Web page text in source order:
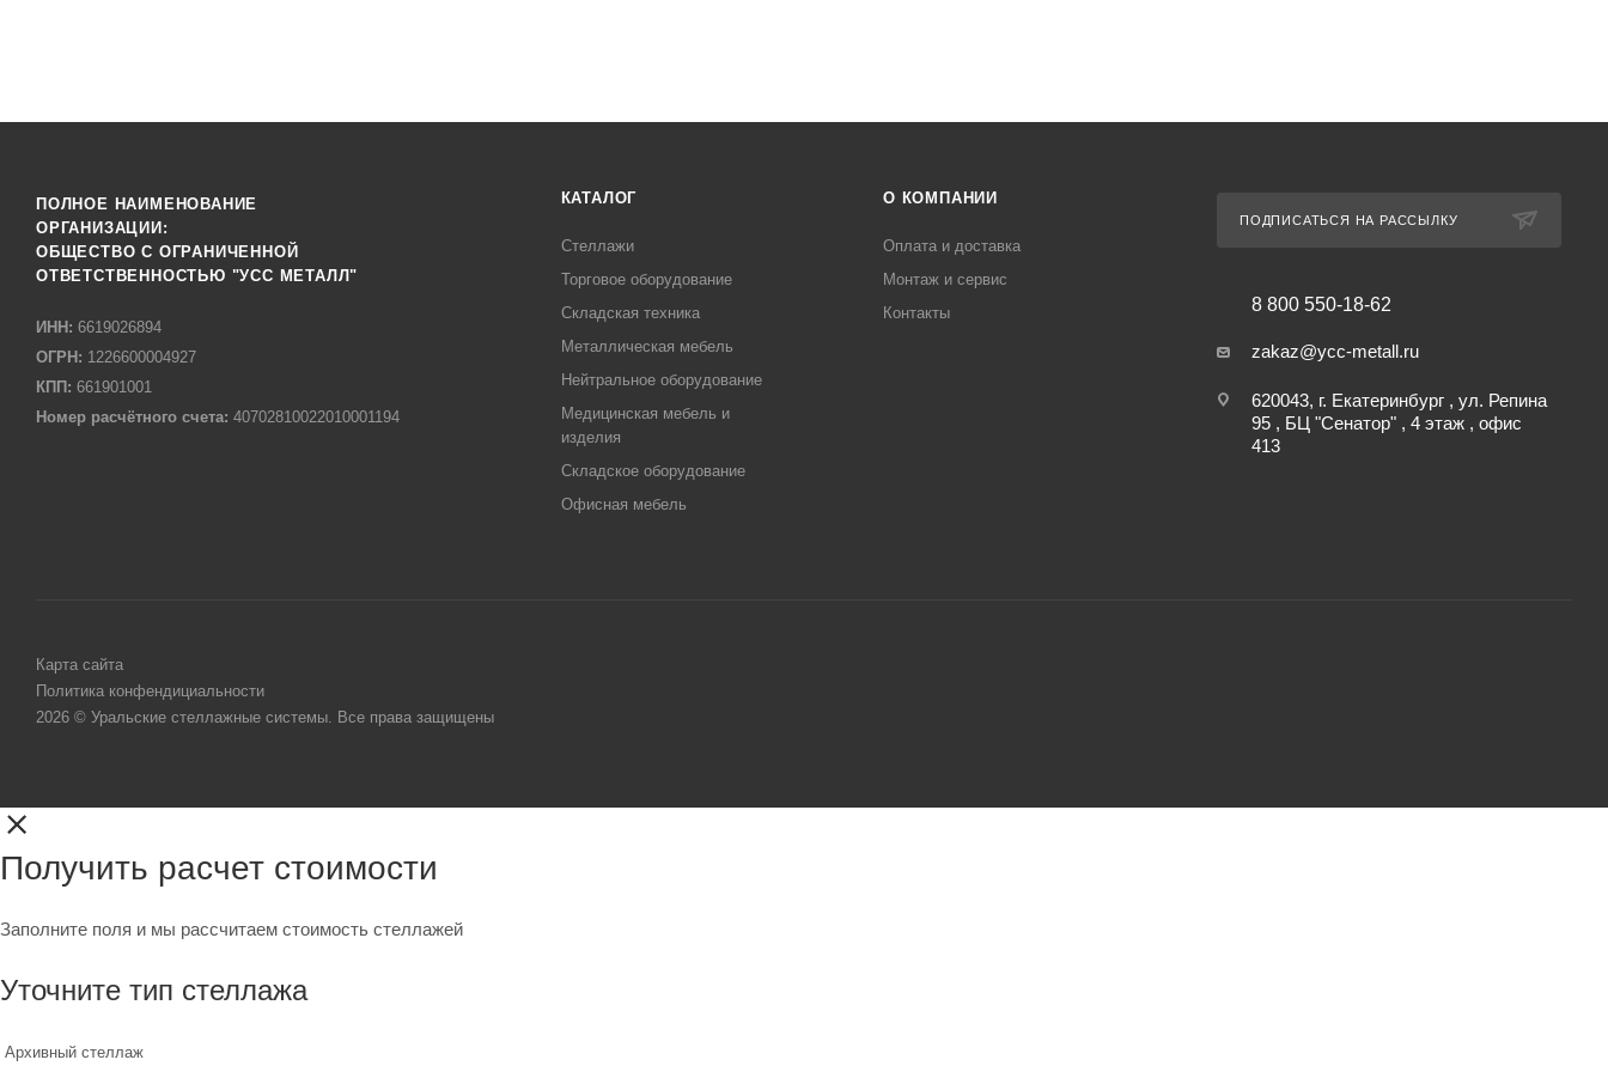
ПОЛНОЕ НАИМЕНОВАНИЕ
ОРГАНИЗАЦИИ:
ОБЩЕСТВО С ОГРАНИЧЕННОЙ
ОТВЕТСТВЕННОСТЬЮ "УСС МЕТАЛЛ"
ИНН: 6619026894
ОГРН: 1226600004927
КПП: 661901001
Номер расчётного счета: 40702810022010001194
КАТАЛОГ
Стеллажи
Торговое оборудование
Складская техника
Металлическая мебель
Нейтральное оборудование
Медицинская мебель и
изделия
Складское оборудование
Офисная мебель
О КОМПАНИИ
Оплата и доставка
Монтаж и сервис
Контакты
ПОДПИСАТЬСЯ НА РАССЫЛКУ
8 800 550-18-62
zakaz@ycc-metall.ru
620043, г. Екатеринбург , ул. Репина
95 , БЦ "Сенатор" , 4 этаж , офис
413
Карта сайта
Политика конфендициальности
2026 © Уральские стеллажные системы. Все права защищены
Получить расчет стоимости
Заполните поля и мы рассчитаем стоимость стеллажей
Уточните тип стеллажа
Архивный стеллаж